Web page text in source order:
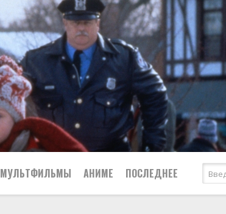
МУЛЬТФИЛЬМЫ АНИМЕ ПОСЛЕДНЕЕ